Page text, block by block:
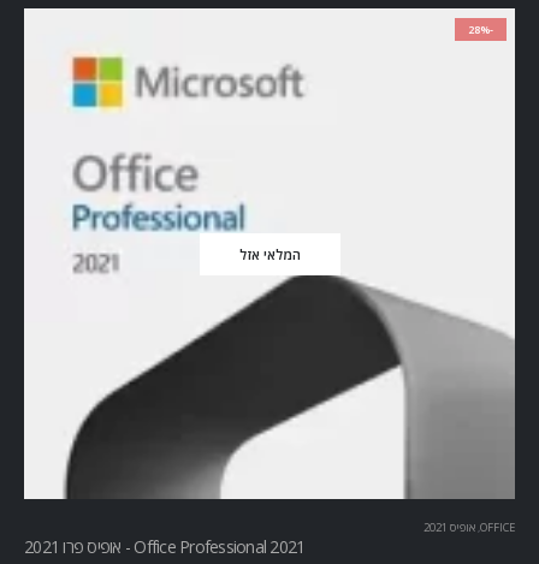
-28%
המלאי אזל
OFFICE
, אופיס 2021
Office Professional 2021 - אופיס פרו 2021